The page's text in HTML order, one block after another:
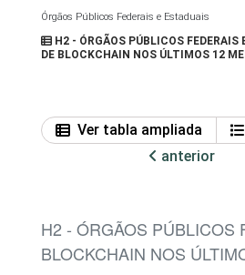
Órgãos Públicos Federais e Estaduais
H2 - ÓRGÃOS PÚBLICOS FEDERAIS
DE BLOCKCHAIN NOS ÚLTIMOS 12
Ver tabla ampliada
anterior
H2 - ÓRGÃOS PÚBLICOS
BLOCKCHAIN NOS